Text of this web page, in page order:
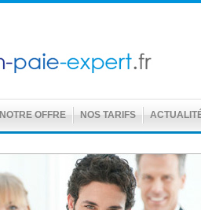
NOTRE OFFRE NOS TARIFS